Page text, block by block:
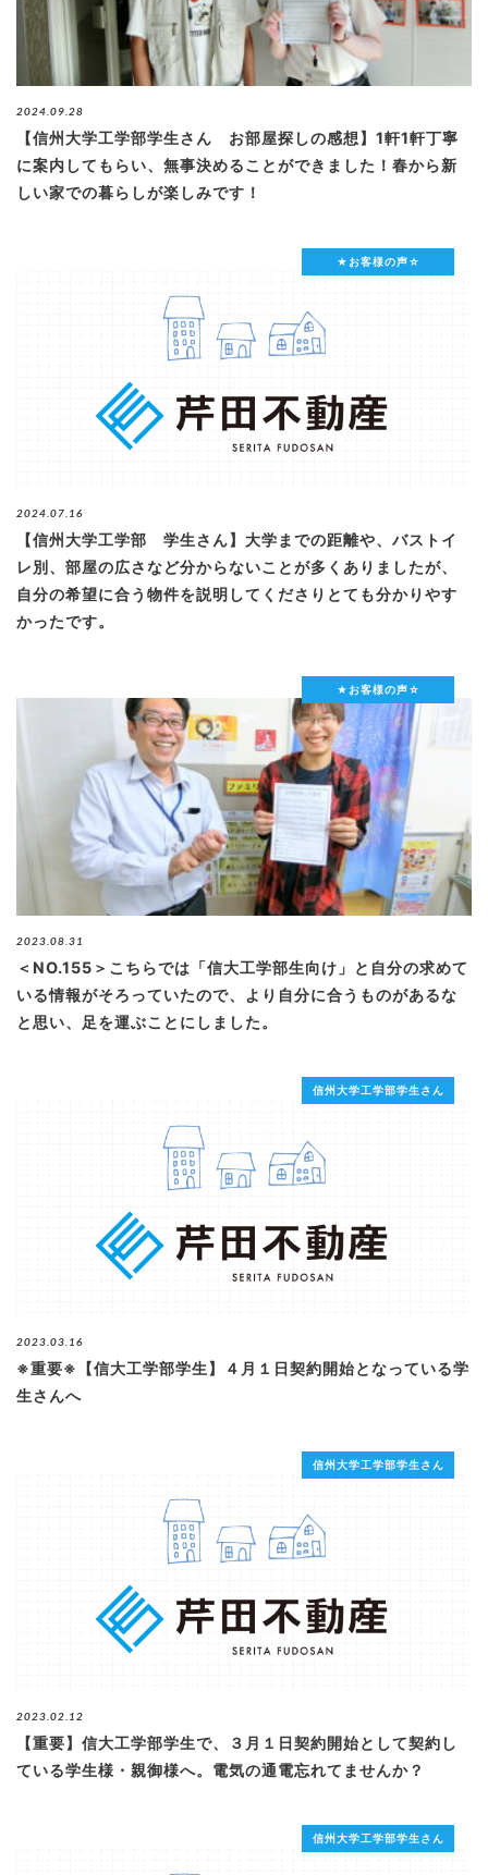
2024.09.28
【信州大学工学部学生さん お部屋探しの感想】1軒1軒丁寧
に案内してもらい、無事決めることができました！春から新
しい家での暮らしが楽しみです！
★お客様の声☆
2024.07.16
【信州大学工学部 学生さん】大学までの距離や、バストイ
レ別、部屋の広さなど分からないことが多くありましたが、
自分の希望に合う物件を説明してくださりとても分かりやす
かったです。
★お客様の声☆
2023.08.31
＜NO.155＞こちらでは「信大工学部生向け」と自分の求めて
いる情報がそろっていたので、より自分に合うものがあるな
と思い、足を運ぶことにしました。
信州大学工学部学生さん
2023.03.16
※重要※【信大工学部学生】４月１日契約開始となっている学
生さんへ
信州大学工学部学生さん
2023.02.12
【重要】信大工学部学生で、３月１日契約開始として契約し
ている学生様・親御様へ。電気の通電忘れてませんか？
信州大学工学部学生さん